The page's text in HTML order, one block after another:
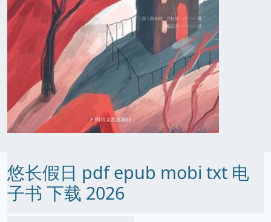
悠长假日 pdf epub mobi txt 电
子书 下载 2026